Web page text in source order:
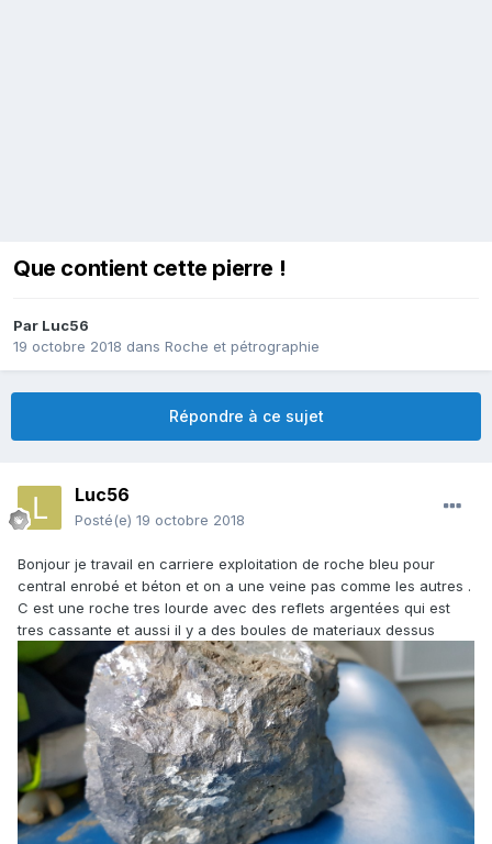
Que contient cette pierre !
Par Luc56
19 octobre 2018 dans Roche et pétrographie
Répondre à ce sujet
Luc56
Posté(e) 19 octobre 2018
Bonjour je travail en carriere exploitation de roche bleu pour
central enrobé et béton et on a une veine pas comme les autres .
C est une roche tres lourde avec des reflets argentées qui est
tres cassante et aussi il y a des boules de materiaux dessus